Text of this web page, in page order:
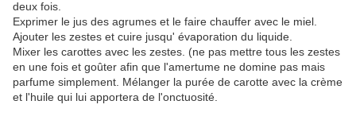
deux fois.
Exprimer le jus des agrumes et le faire chauffer avec le miel.
Ajouter les zestes et cuire jusqu' évaporation du liquide.
Mixer les carottes avec les zestes. (ne pas mettre tous les zestes
en une fois et goûter afin que l'amertume ne domine pas mais
parfume simplement. Mélanger la purée de carotte avec la crème
et l'huile qui lui apportera de l'onctuosité.